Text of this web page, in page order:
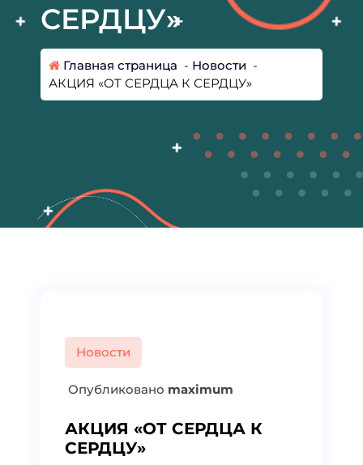
СЕРДЦУ»
Главная страница - Новости -
АКЦИЯ «ОТ СЕРДЦА К СЕРДЦУ»
Новости
Опубликовано maximum
АКЦИЯ «ОТ СЕРДЦА К
СЕРДЦУ»